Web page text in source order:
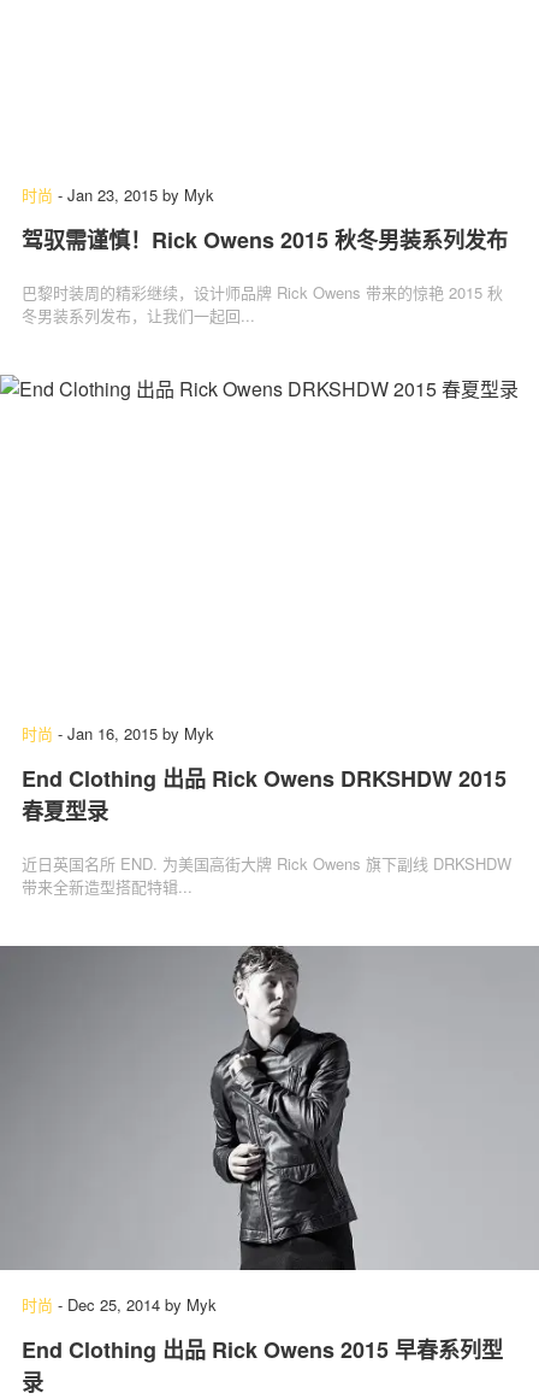
时尚 - Jan 23, 2015 by Myk
驾驭需谨慎！Rick Owens 2015 秋冬男装系列发布
巴黎时装周的精彩继续，设计师品牌 Rick Owens 带来的惊艳 2015 秋
冬男装系列发布，让我们一起回...
时尚 - Jan 16, 2015 by Myk
End Clothing 出品 Rick Owens DRKSHDW 2015
春夏型录
近日英国名所 END. 为美国高街大牌 Rick Owens 旗下副线 DRKSHDW
带来全新造型搭配特辑...
时尚 - Dec 25, 2014 by Myk
End Clothing 出品 Rick Owens 2015 早春系列型
录